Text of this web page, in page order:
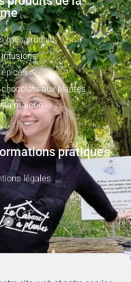
mes produits
chocolats aux plantes
la maison
pratiques
légales